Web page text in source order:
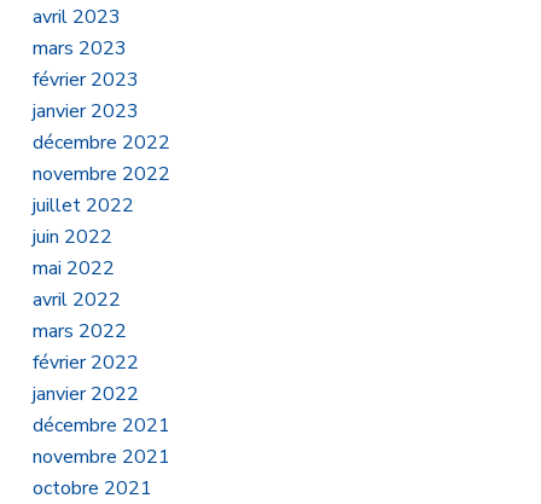
avril 2023
mars 2023
février 2023
janvier 2023
décembre 2022
novembre 2022
juillet 2022
juin 2022
mai 2022
avril 2022
mars 2022
février 2022
janvier 2022
décembre 2021
novembre 2021
octobre 2021